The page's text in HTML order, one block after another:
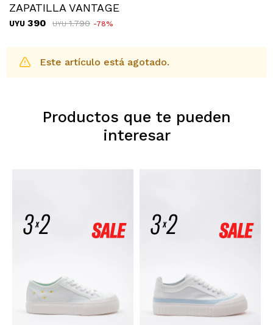
ZAPATILLA VANTAGE
UYU 390 UYU 1.790 78
Este artículo está agotado.
Productos que te pueden
interesar